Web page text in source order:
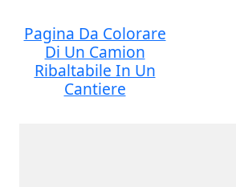
Pagina Da Colorare
Di Un Camion
Ribaltabile In Un
Cantiere